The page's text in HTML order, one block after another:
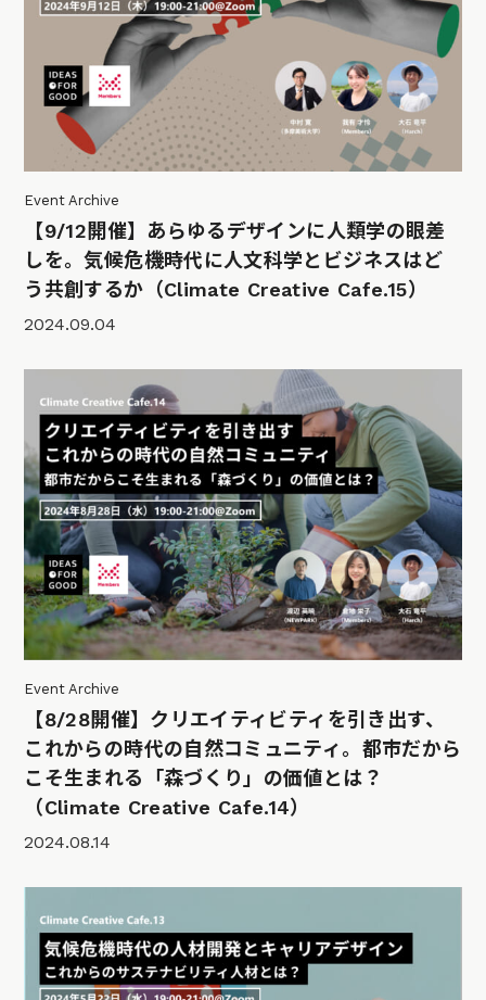
Event Archive
【9/12開催】あらゆるデザインに人類学の眼差
しを。気候危機時代に人文科学とビジネスはど
う共創するか（Climate Creative Cafe.15）
2024.09.04
Event Archive
【8/28開催】クリエイティビティを引き出す、
これからの時代の自然コミュニティ。都市だから
こそ生まれる「森づくり」の価値とは？
（Climate Creative Cafe.14）
2024.08.14